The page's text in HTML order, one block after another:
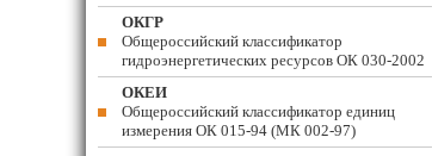
ОКГР
Общероссийский классификатор
гидроэнергетических ресурсов ОК 030-2002
ОКЕИ
Общероссийский классификатор единиц
измерения ОК 015-94 (МК 002-97)